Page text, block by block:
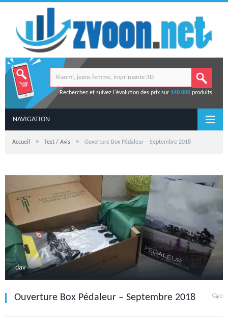
Recherchez et suivez l'évolution des prix sur 140 000produits
NAVIGATION
Accueil » Test / Avis » Ouverture Box Pédaleur – Septembre 2018
dav
Ouverture Box Pédaleur – Septembre 2018 0